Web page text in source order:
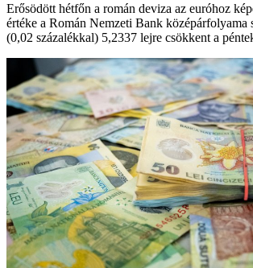
Erősödött hétfőn a román deviza az euróhoz
értéke a Román Nemzeti Bank középárfolyama
(0,02 százalékkal) 5,2337 lejre csökkent a